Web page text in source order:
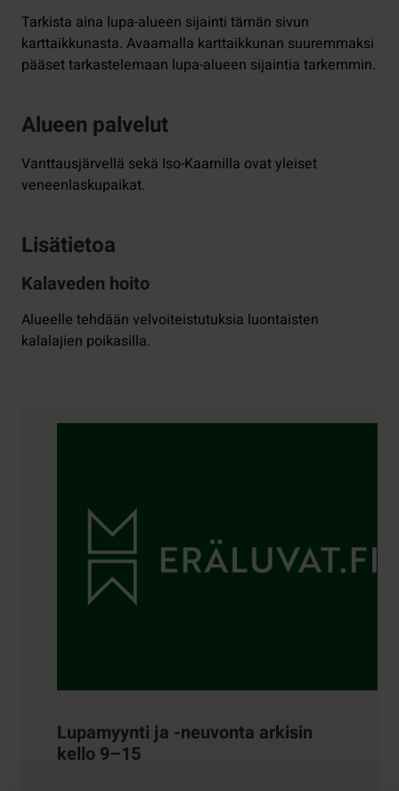
Tarkista aina lupa-alueen sijainti tämän sivun
karttaikkunasta. Avaamalla karttaikkunan suuremmaksi
pääset tarkastelemaan lupa-alueen sijaintia tarkemmin.
Alueen palvelut
Vanttausjärvellä sekä Iso-Kaarnilla ovat yleiset
veneenlaskupaikat.
Lisätietoa
Kalaveden hoito
Alueelle tehdään velvoiteistutuksia luontaisten
kalalajien poikasilla.
Lupamyynti ja -neuvonta arkisin
kello 9–15